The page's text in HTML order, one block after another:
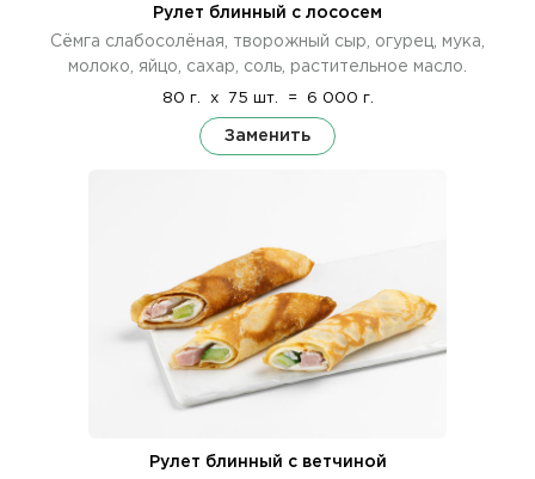
Рулет блинный с лососем
Сёмга слабосолёная, творожный сыр, огурец, мука,
молоко, яйцо, сахар, соль, растительное масло.
80 г. x 75 шт. = 6 000 г.
Заменить
Рулет блинный с ветчиной